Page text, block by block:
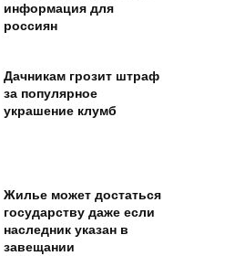
информация для
россиян
Дачникам грозит штраф
за популярное
украшение клумб
Жилье может достаться
государству даже если
наследник указан в
завещании